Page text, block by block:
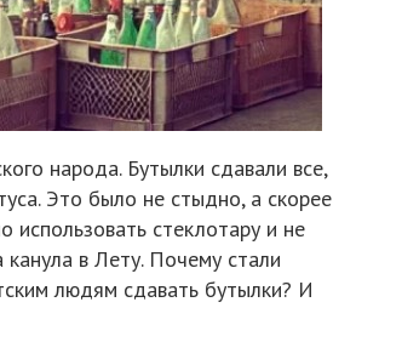
народа. Бутылки сдавали все,
Это было не стыдно, а скорее
использовать стеклотару и не
в Лету. Почему стали
людям сдавать бутылки? И